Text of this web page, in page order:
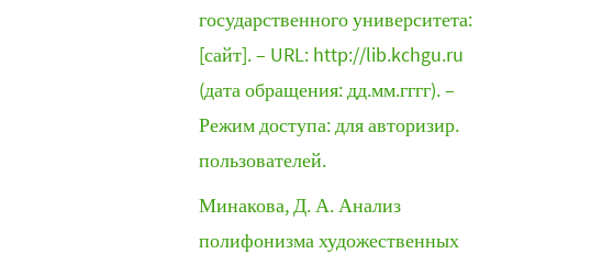
государственного университета:
[сайт]. – URL: http://lib.kchgu.ru
(дата обращения: дд.мм.гггг). –
Режим доступа: для авторизир.
пользователей.
Минакова, Д. А. Анализ
полифонизма художественных